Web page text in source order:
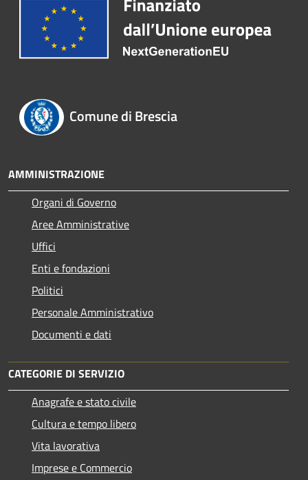
Comune di Brescia
AMMINISTRAZIONE
Organi di Governo
Aree Amministrative
Uffici
Enti e fondazioni
Politici
Personale Amministrativo
Documenti e dati
CATEGORIE DI SERVIZIO
Anagrafe e stato civile
Cultura e tempo libero
Vita lavorativa
Imprese e Commercio